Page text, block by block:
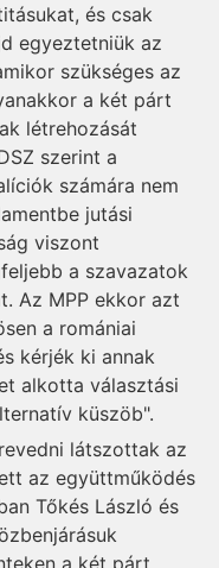
és csak
egyeztetniük az
szükséges az
a két párt
létrehozását
szerint a
számára nem
jutási
viszont
a szavazatok
Az MPP ekkor azt
a romániai
kérjék ki annak
alkotta választási
küszöb".
látszottak az
az együttműködés
Tőkés László és